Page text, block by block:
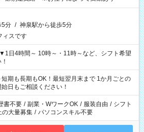
5分 / 神泉駅から徒歩5分
ィスです
日4時間～ 10時～・11時～など、シフト希望
短期も長期もOK！最短翌月末まで 1か月ごとの
日もご相談ください！
書不要 / 副業・WワークOK / 服装自由 / シフト
の大量募集 / パソコンスキル不要